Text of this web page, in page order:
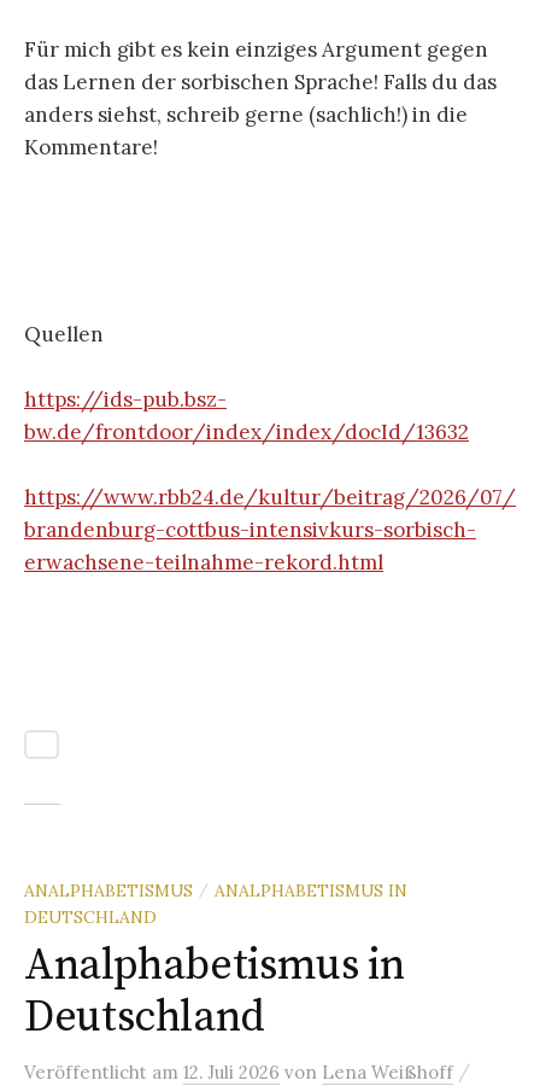
Für mich gibt es kein einziges Argument gegen
das Lernen der sorbischen Sprache! Falls du das
anders siehst, schreib gerne (sachlich!) in die
Kommentare!
Quellen
https://ids-pub.bsz-
bw.de/frontdoor/index/index/docId/13632
https://www.rbb24.de/kultur/beitrag/2026/07/
brandenburg-cottbus-intensivkurs-sorbisch-
erwachsene-teilnahme-rekord.html
ANALPHABETISMUS / ANALPHABETISMUS IN
DEUTSCHLAND
Analphabetismus in
Deutschland
Veröffentlicht am 12. Juli 2026 von Lena Weißhoff /